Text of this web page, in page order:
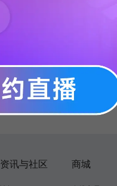
资讯与社区 商城